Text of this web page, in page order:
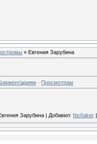
» Евгения Зарубина
· Просмотрам
Зарубина Добавил: NeXaker